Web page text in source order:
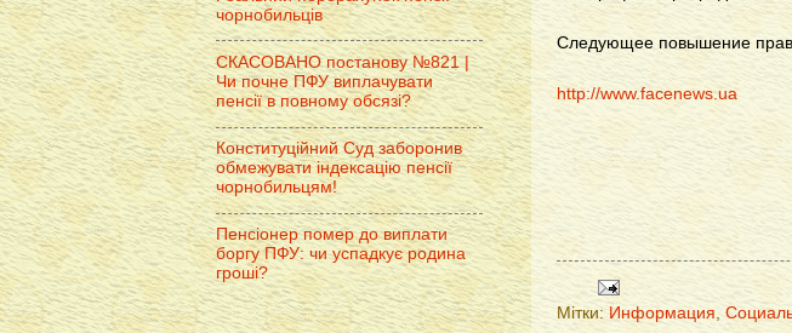
Следующее повышение
http://www.facenews.ua
Мітки: Информация,
чорнобильців
СКАСОВАНО постанову №821 |
Чи почне ПФУ виплачувати
пенсії в повному обсязі?
Конституційний Суд заборонив
обмежувати індексацію пенсії
чорнобильцям!
Пенсіонер помер до виплати
боргу ПФУ: чи успадкує родина
гроші?